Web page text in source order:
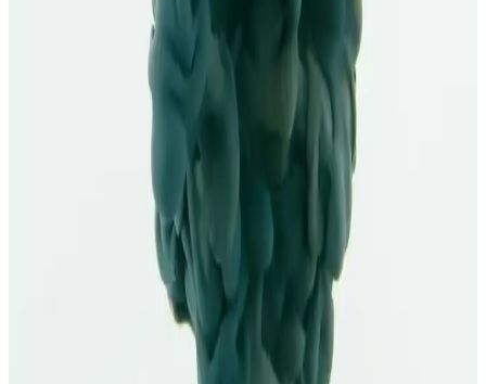
Akneye eğilimli ciltler için uygun sabunlar, etkili içeriklerle yağ ve
gözenekleri temizler, cilt bariyerini koruyarak sağlıklı bir görünüm
Burun Aknesi ve Kozmetik Bakım: Etkili ve
Güvenilir Yaklaşımlar
Burun bölgesinde görülen akne ve siyah noktalar için uygun ürünler
ve bakım ipuçlarıyla cilt sağlığınızı koruyun, düzenli kullanım ve
doğru uygulama ile görünümünüzü iyileştirin.
Yağlı ve Akne Eğilimli Ciltler İçin Etkili Günlük
Bakım Yöntemleri ve Ürün Seçenekleri
Yağlı ve akne eğilimli ciltler için uygun ürünler ve günlük bakım
rutini ile cilt sağlığını koruma ve sorunları azaltma yolları. Doğru
ürün seçimi ve düzenli kullanım önemli.